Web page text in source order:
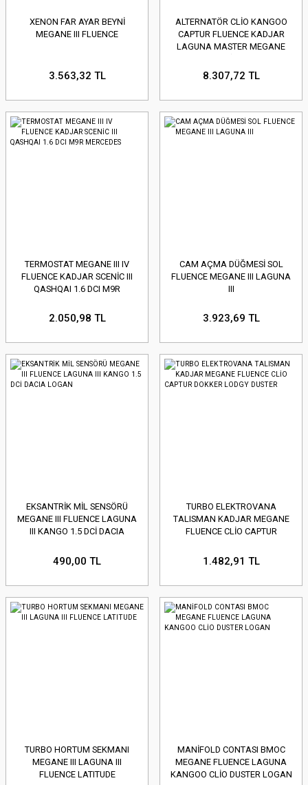
XENON FAR AYAR BEYNİ
MEGANE III FLUENCE
3.563,32 TL
ALTERNATÖR CLİO KANGOO
CAPTUR FLUENCE KADJAR
LAGUNA MASTER MEGANE
8.307,72 TL
TERMOSTAT MEGANE III IV
FLUENCE KADJAR SCENİC III
QASHQAI 1.6 DCI M9R
2.050,98 TL
CAM AÇMA DÜĞMESİ SOL
FLUENCE MEGANE III LAGUNA
III
3.923,69 TL
EKSANTRİK MİL SENSÖRÜ
MEGANE III FLUENCE LAGUNA
III KANGO 1.5 DCİ DACIA
490,00 TL
TURBO ELEKTROVANA
TALISMAN KADJAR MEGANE
FLUENCE CLİO CAPTUR
1.482,91 TL
TURBO HORTUM SEKMANI
MEGANE III LAGUNA III
FLUENCE LATITUDE
MANİFOLD CONTASI BMOC
MEGANE FLUENCE LAGUNA
KANGOO CLİO DUSTER LOGAN